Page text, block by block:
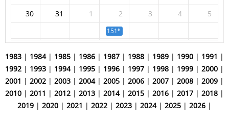
30 31 1 2 3 4 5
151ª Reunião Ordinária
1983 | 1984| 1985 | 1986 | 1987 | 1988 | 1989 | 1990 | 1991 |
1992 | 1993 | 1994| 1995 | 1996 | 1997 | 1998 | 1999 | 2000 |
2001 | 2002 | 2003 | 2004| 2005 | 2006 | 2007 | 2008 | 2009 |
2010 | 2011 | 2012 | 2013 | 2014| 2015 | 2016 | 2017 | 2018 |
2019 | 2020 | 2021 | 2022 | 2023 | 2024| 2025 | 2026 |